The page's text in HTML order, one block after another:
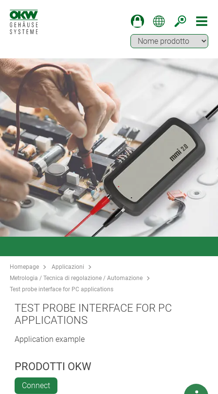
Homepage
Applicazioni
Metrologia / Tecnica di regolazione / Automazione
Test probe interface for PC applications
TEST PROBE INTERFACE FOR PC
APPLICATIONS
Application example
PRODOTTI OKW
Connect